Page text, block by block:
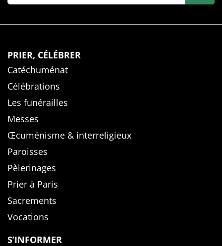
PRIER, CÉLÉBRER
Catéchuménat
Célébrations
Les funérailles
Messes
Œcuménisme & interreligieux
Paroisses
Pèlerinages
Prier à Paris
Sacrements
Vocations
S’INFORMER